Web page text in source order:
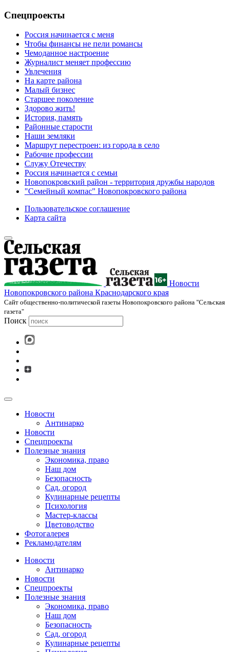
Спецпроекты
Россия начинается с меня
Чтобы финансы не пели романсы
Чемоданное настроение
Журналист меняет профессию
Увлечения
На карте района
Малый бизнес
Старшее поколение
Здорово жить!
История, память
Районные старости
Наши земляки
Маршрут перестроен: из города в село
Рабочие профессии
Служу Отечеству
Россия начинается с семьи
Новопокровский район - территория дружбы народов
"Семейный компас" Новопокровского района
Пользовательское соглашение
Карта сайта
Новости
Новопокровского района Краснодарского края
Cайт общественно-политической газеты Новопокровского района "Сельская
газета"
Поиск
Новости
Антинарко
Новости
Спецпроекты
Полезные знания
Экономика, право
Наш дом
Безопасность
Сад, огород
Кулинарные рецепты
Психология
Мастер-классы
Цветоводство
Фотогалерея
Рекламодателям
Новости
Антинарко
Новости
Спецпроекты
Полезные знания
Экономика, право
Наш дом
Безопасность
Сад, огород
Кулинарные рецепты